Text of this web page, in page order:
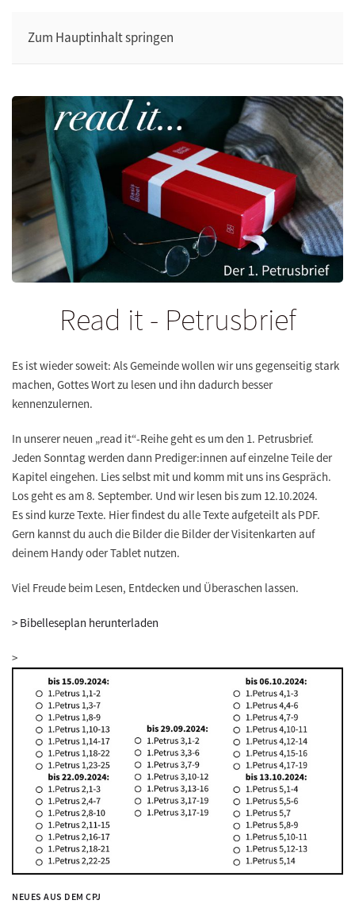
Zum Hauptinhalt springen
Read it - Petrusbrief
Es ist wieder soweit: Als Gemeinde wollen wir uns gegenseitig stark
machen, Gottes Wort zu lesen und ihn dadurch besser
kennenzulernen.
In unserer neuen „read it“-Reihe geht es um den 1. Petrusbrief.
Jeden Sonntag werden dann Prediger:innen auf einzelne Teile der
Kapitel eingehen. Lies selbst mit und komm mit uns ins Gespräch.
Los geht es am 8. September. Und wir lesen bis zum 12.10.2024.
Es sind kurze Texte. Hier findest du alle Texte aufgeteilt als PDF.
Gern kannst du auch die Bilder die Bilder der Visitenkarten auf
deinem Handy oder Tablet nutzen.
Viel Freude beim Lesen, Entdecken und Überaschen lassen.
> Bibelleseplan herunterladen
>
NEUES AUS DEM CPJ